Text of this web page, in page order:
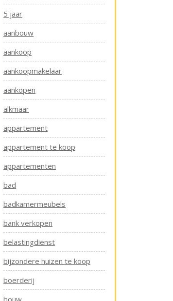
5 jaar
aanbouw
aankoop
aankoopmakelaar
aankopen
alkmaar
appartement
appartement te koop
appartementen
bad
badkamermeubels
bank verkopen
belastingdienst
bijzondere huizen te koop
boerderij
bouw